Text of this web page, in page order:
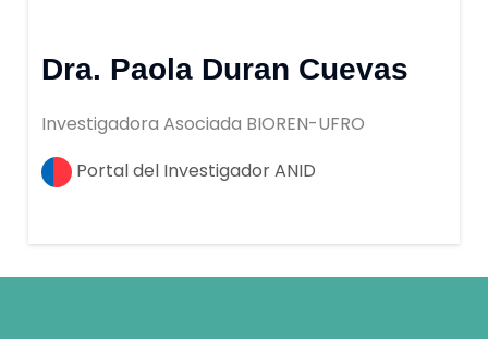
Dra. Paola Duran Cuevas
Investigadora Asociada BIOREN-UFRO
Portal del Investigador ANID